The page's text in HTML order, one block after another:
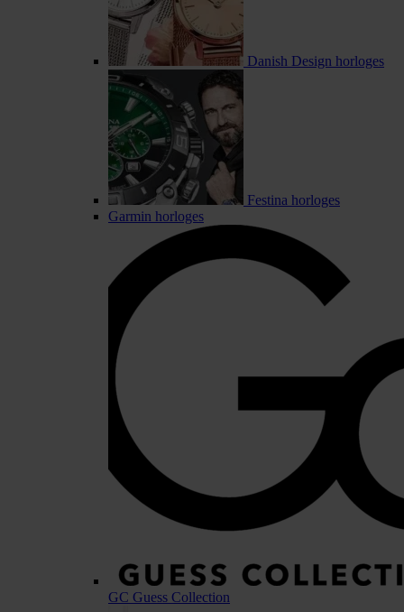
Danish Design horloges
Festina horloges
Garmin horloges
GC Guess Collection